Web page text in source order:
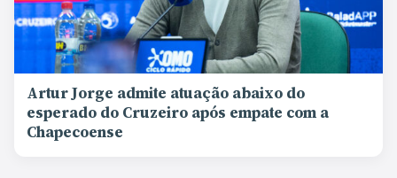
Artur Jorge admite atuação abaixo do
esperado do Cruzeiro após empate com a
Chapecoense